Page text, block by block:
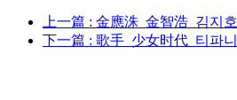
上一篇 : 金應洙_金智浩_김지호
下一篇 : 歌手_少女时代_티파니